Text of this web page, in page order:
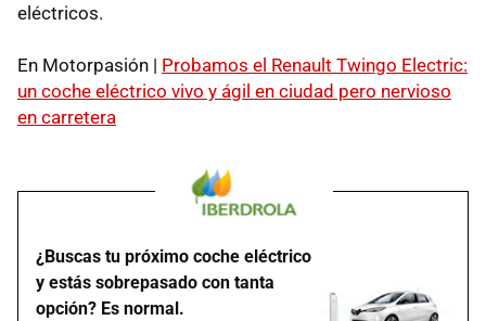
eléctricos.
En Motorpasión | Probamos el Renault Twingo Electric:
un coche eléctrico vivo y ágil en ciudad pero nervioso
en carretera
¿Buscas tu próximo coche eléctrico
y estás sobrepasado con tanta
opción? Es normal.